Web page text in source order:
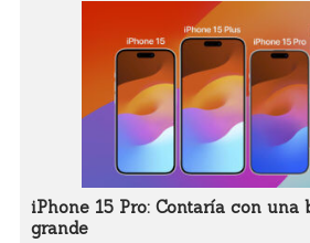
iPhone 15 Pro: Contaría con una
grande